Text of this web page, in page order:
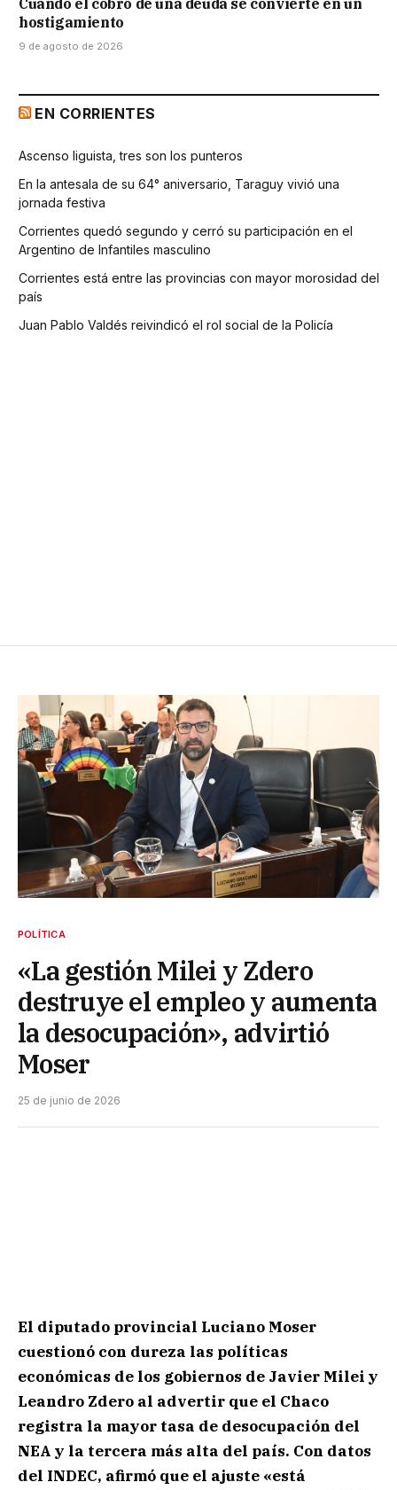
hostigamiento
9 de agosto de 2026
EN CORRIENTES
Ascenso liguista, tres son los punteros
En la antesala de su 64° aniversario, Taraguy vivió una
jornada festiva
Corrientes quedó segundo y cerró su participación en el
Argentino de Infantiles masculino
Corrientes está entre las provincias con mayor morosidad del
país
Juan Pablo Valdés reivindicó el rol social de la Policía
POLÍTICA
«La gestión Milei y Zdero
destruye el empleo y aumenta
la desocupación», advirtió
Moser
25 de junio de 2026
El diputado provincial Luciano Moser
cuestionó con dureza las políticas
económicas de los gobiernos de Javier Milei y
Leandro Zdero al advertir que el Chaco
registra la mayor tasa de desocupación del
NEA y la tercera más alta del país. Con datos
del INDEC, afirmó que el ajuste «está